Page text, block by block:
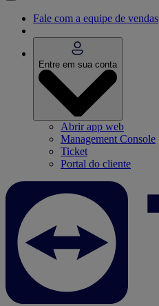
Fale com a equipe de vendas
Entre em sua conta
Abrir app web
Management Console
Ticket
Portal do cliente